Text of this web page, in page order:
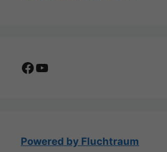
Facebook
YouTube
Powered by Fluchtraum